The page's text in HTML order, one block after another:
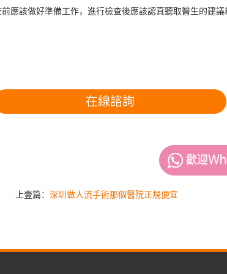
應該做好準備工作，進行檢查後應該認真聽取醫生的建議
在線諮詢
上壹篇：深圳做人流手術那個醫院正規便宜